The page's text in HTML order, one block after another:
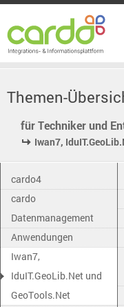
Themen-
für Techniker und
Iwan7,
cardo4
cardo
Datenmanagement
Anwendungen
Iwan7,
IduIT.GeoLib.Net und
GeoTools.Net